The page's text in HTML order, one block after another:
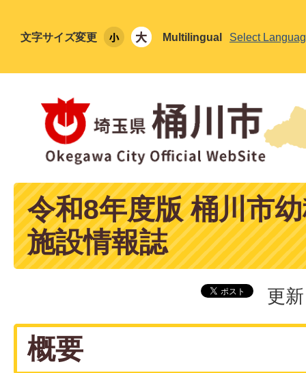
文字サイズ変更 Multilingual Select
令和8年度版 桶川市
施設情報誌
更
概要